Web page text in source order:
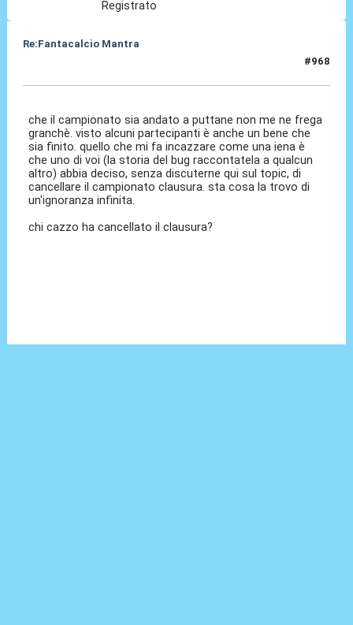
Registrato
Re:Fantacalcio Mantra
#968
che il campionato sia andato a puttane non me ne frega
granchè. visto alcuni partecipanti è anche un bene che
sia finito. quello che mi fa incazzare come una iena è
che uno di voi (la storia del bug raccontatela a qualcun
altro) abbia deciso, senza discuterne qui sul topic, di
cancellare il campionato clausura. sta cosa la trovo di
un'ignoranza infinita.
chi cazzo ha cancellato il clausura?